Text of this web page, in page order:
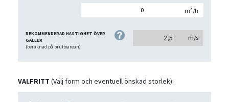
m3/h
REKOMMENDERAD HASTIGHET ÖVER
GALLER
(beräknad på bruttoarean)
2,5 m/s
VALFRITT (Välj form och eventuell önskad storlek):